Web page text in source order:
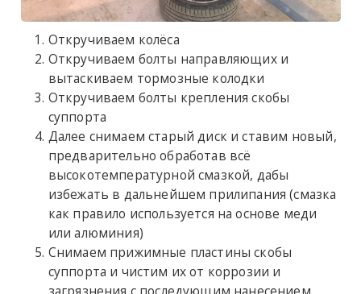
Откручиваем колёса
Откручиваем болты направляющих и
вытаскиваем тормозные колодки
Откручиваем болты крепления скобы
суппорта
Далее снимаем старый диск и ставим новый,
предварительно обработав всё
высокотемпературной смазкой, дабы
избежать в дальнейшем прилипания (смазка
как правило используется на основе меди
или алюминия)
Снимаем прижимные пластины скобы
суппорта и чистим их от коррозии и